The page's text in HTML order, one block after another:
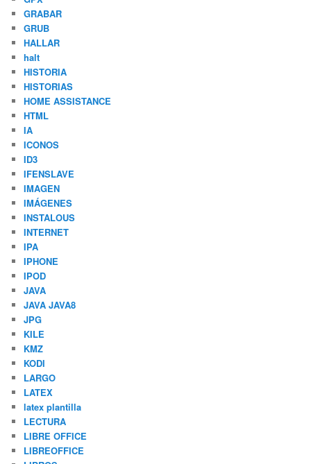
GRABAR
GRUB
HALLAR
halt
HISTORIA
HISTORIAS
HOME ASSISTANCE
HTML
IA
ICONOS
ID3
IFENSLAVE
IMAGEN
IMÁGENES
INSTALOUS
INTERNET
IPA
IPHONE
IPOD
JAVA
JAVA JAVA8
JPG
KILE
KMZ
KODI
LARGO
LATEX
latex plantilla
LECTURA
LIBRE OFFICE
LIBREOFFICE